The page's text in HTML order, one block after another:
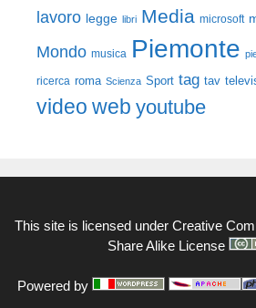
lavoro legge libri Media microsoft
Mondo musica Piemonte
ricerca roma Scienza Sport tag tav
video web youtube
This site is licensed under Creative
Share Alike License
Powered by